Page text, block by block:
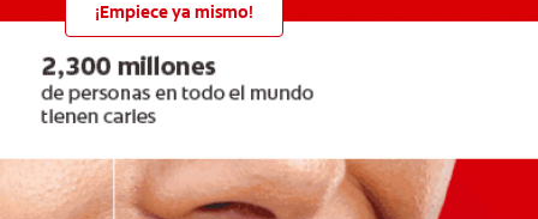
¡Empiece ya mismo!